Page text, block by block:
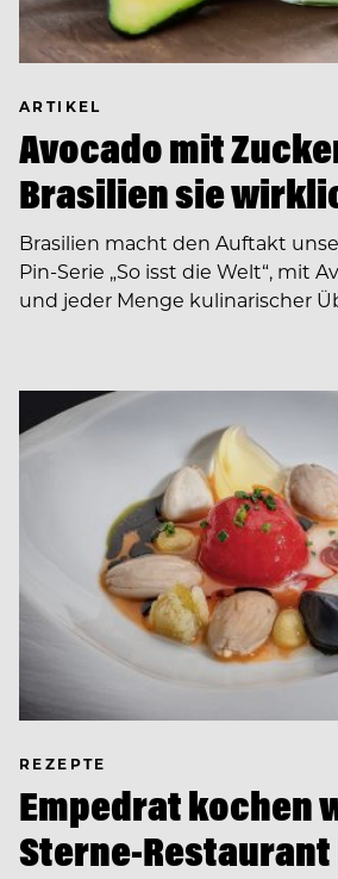
ARTIKEL
Avocado mit
Brasilien sie
Brasilien macht den Auftakt
Pin-Serie „So isst die Welt“, mit
und jeder Menge kulinarischer
REZEPTE
Empedrat kochen
Sterne-